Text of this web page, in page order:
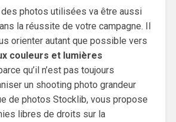
des photos utilisées va être aussi
la réussite de votre campagne. Il
orienter autant que possible vers
couleurs et lumières
qu’il n’est pas toujours
un shooting photo grandeur
de photos Stocklib, vous propose
libres de droits sur la